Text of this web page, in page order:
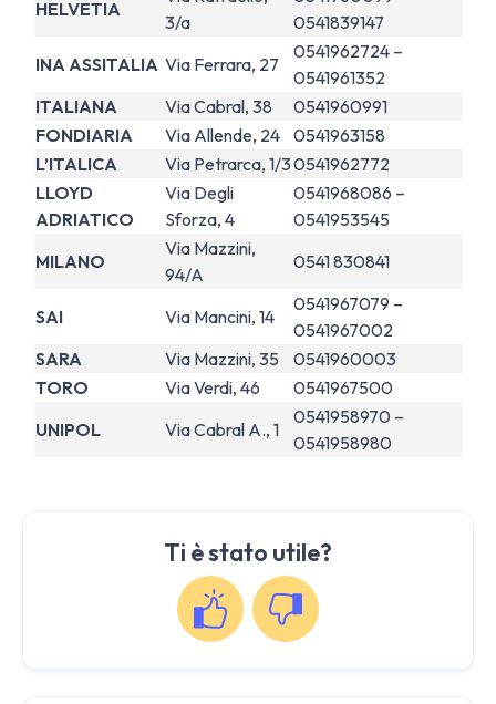
HELVETIA
3/a
0541839147
INA ASSITALIA Via Ferrara, 27
0541962724 –
0541961352
ITALIANA
Via Cabral, 38
0541960991
FONDIARIA
Via Allende, 24
0541963158
L’ITALICA
Via Petrarca, 1/30541962772
LLOYD
ADRIATICO
Via Degli
Sforza, 4
0541968086 –
0541953545
MILANO
Via Mazzini,
94/A
0541 830841
SAI Via Mancini, 14
0541967079 –
0541967002
SARA
Via Mazzini, 35
0541960003
TORO
Via Verdi, 46
0541967500
UNIPOL
Via Cabral A., 1
0541958970 –
0541958980
Ti è stato utile?